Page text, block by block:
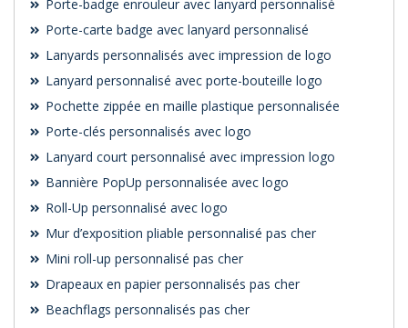
Porte-badge enrouleur avec lanyard personnalisé
Porte-carte badge avec lanyard personnalisé
Lanyards personnalisés avec impression de logo
Lanyard personnalisé avec porte-bouteille logo
Pochette zippée en maille plastique personnalisée
Porte-clés personnalisés avec logo
Lanyard court personnalisé avec impression logo
Bannière PopUp personnalisée avec logo
Roll-Up personnalisé avec logo
Mur d’exposition pliable personnalisé pas cher
Mini roll-up personnalisé pas cher
Drapeaux en papier personnalisés pas cher
Beachflags personnalisés pas cher